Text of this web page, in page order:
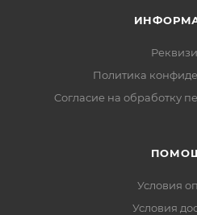
Политика
Cогласие на обработку
Условия
Условия